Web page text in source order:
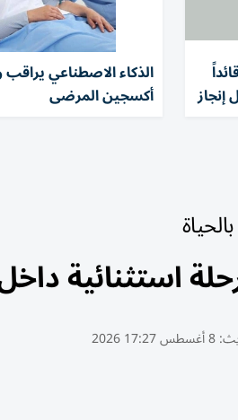
إنجاز
الذكاء الاصطناعي
أكسجين المرضى
استثنائية
8 أغسطس 17:27 2026